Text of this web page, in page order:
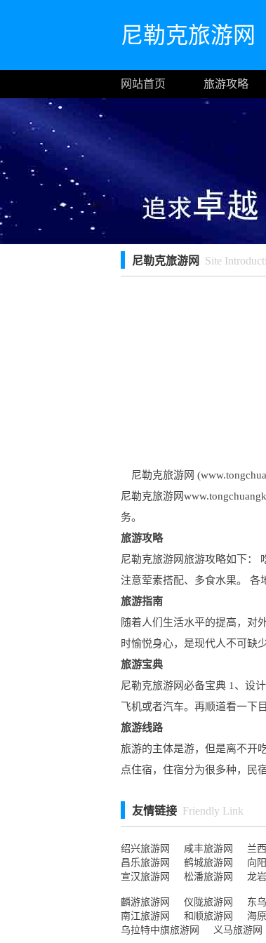
尼勒克旅游网
网站首页 旅游攻略
尼勒克旅游网 Site
尼勒克旅游网
尼勒克旅游网
务。
旅游攻略
尼勒克旅游网旅游攻略如下：
注意荤素搭配、多食水果。 各
旅游指南
随着人们生活水平的提高，对
时愉悦身心，是现代人不可缺
旅游宝典
尼勒克旅游网必备宝典 1、设
飞机或者汽车。再顺道看一下
旅游线路
旅游的主体是游，但是离不开
点住宿，住宿分为很多种，民
友情链接 Friendly Link
绍兴旅游网 咸丰旅游网 兰
昌乐旅游网
鹤城旅游网 向
宣汉旅游网
松潘旅游网 龙
麟游旅游网
仪陇旅游网 东
南江旅游网
和顺旅游网 海
乌拉特中旗旅游网
义马旅游网